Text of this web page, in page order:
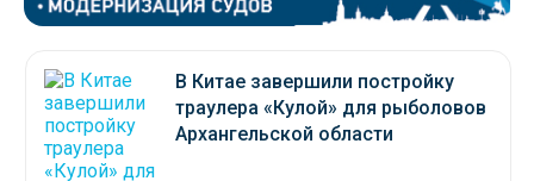
В Китае завершили постройку
траулера «Кулой» для рыболовов
Архангельской области